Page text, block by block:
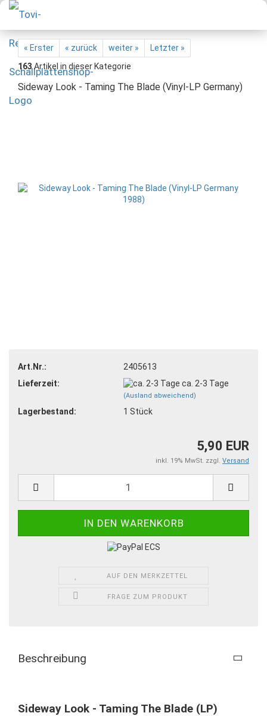
« Erster « zurück weiter »
Letzter »
163Artikel in dieser Kategorie
Sideway Look - Taming The Blade (Vinyl-LP Germany)
Art.Nr.:
2405613
Lieferzeit:
ca. 2-3 Tage
(Ausland abweichend)
Lagerbestand: 1 Stück
5,90 EUR
inkl. 19% MwSt. zzgl. Versand
AUF DEN MERKZETTEL
FRAGE ZUM PRODUKT
Beschreibung
Sideway Look - Taming The Blade (LP)